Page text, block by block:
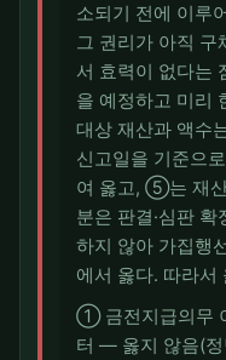
소되기 전에 이루
그 권리가 아직 구
서 효력이 없다는
을 예정하고 미리
대상 재산과 액수
신고일을 기준으
여 옳고, ⑤는 재
분은 판결·심판
하지 않아 가집행
에서 옳다. 따라
① 금전지급의무
터 — 옳지 않음(정